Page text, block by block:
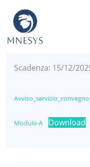
MNESYS
Scadenza: 15/12/
Modulo-A Download